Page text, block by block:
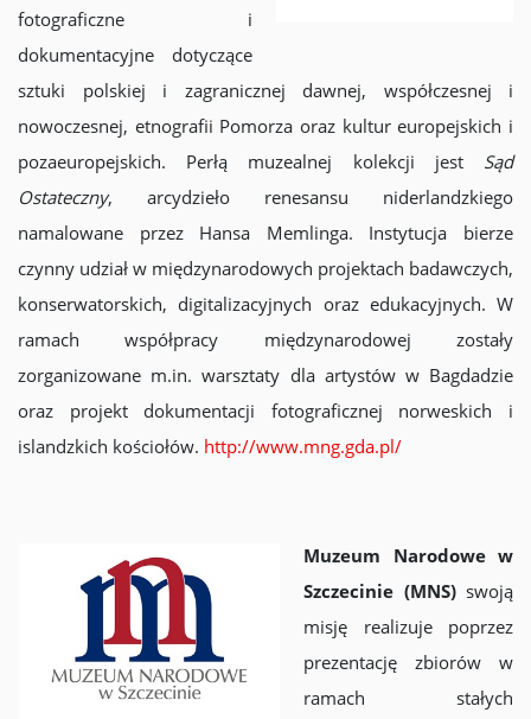
fotograficzne i
dokumentacyjne dotyczące
sztuki polskiej i zagranicznej dawnej, współczesnej i
nowoczesnej, etnografii Pomorza oraz kultur europejskich i
pozaeuropejskich. Perłą muzealnej kolekcji jest Sąd
Ostateczny, arcydzieło renesansu niderlandzkiego
namalowane przez Hansa Memlinga. Instytucja bierze
czynny udział w międzynarodowych projektach badawczych,
konserwatorskich, digitalizacyjnych oraz edukacyjnych. W
ramach współpracy międzynarodowej zostały
zorganizowane m.in. warsztaty dla artystów w Bagdadzie
oraz projekt dokumentacji fotograficznej norweskich i
islandzkich kościołów. http://www.mng.gda.pl/
Muzeum Narodowe w
Szczecinie (MNS) swoją
misję realizuje poprzez
prezentację zbiorów w
ramach stałych